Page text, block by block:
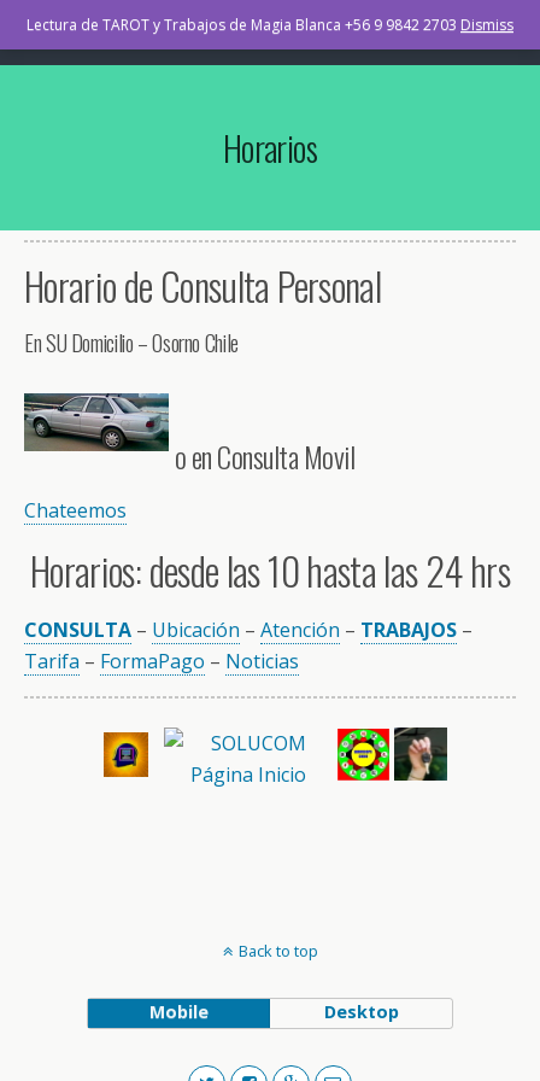
TAROT Osorno Chile
Horarios
Horario de Consulta Personal
En SU Domicilio – Osorno Chile
o en Consulta Movil
Chateemos
Horarios: desde las 10 hasta las 24 hrs
CONSULTA – Ubicación – Atención – TRABAJOS –
Tarifa – FormaPago – Noticias
Back to top
Mobile Desktop
Lectura de TAROT y Trabajos de Magia Blanca +56 9 9842 2703 Dismiss